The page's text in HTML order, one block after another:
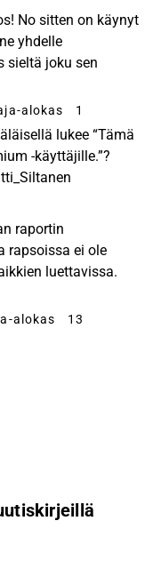
No sitten on käynyt
yhdelle
sieltä joku sen
alokas 1
lukee “Tämä
-käyttäjille.”?
raportin
rapsoissa ei ole
luettavissa.
alokas 13